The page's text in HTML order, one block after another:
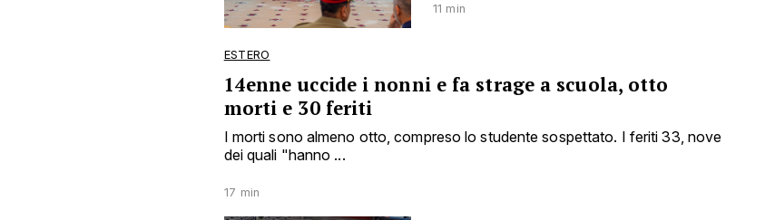
11 min
ESTERO
14enne uccide i nonni e fa strage a scuola, otto
morti e 30 feriti
I morti sono almeno otto, compreso lo studente sospettato. I feriti 33, nove
dei quali "hanno ...
17 min